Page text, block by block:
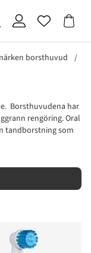
borsthuvud
Borsthuvudena har
rengöring. Oral
tandborstning som